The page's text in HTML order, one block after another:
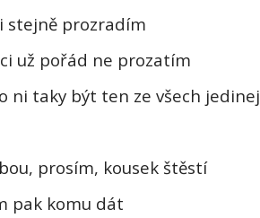
stejně prozradím
už pořád ne prozatím
ni taky být ten ze všech jedinej
prosím, kousek štěstí
pak komu dát